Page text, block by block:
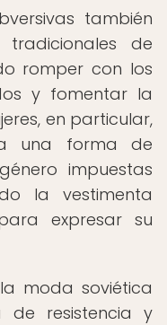
también
de
romper con los
y fomentar la
en particular,
una forma de
impuestas
la vestimenta
expresar su
moda soviética
de resistencia y